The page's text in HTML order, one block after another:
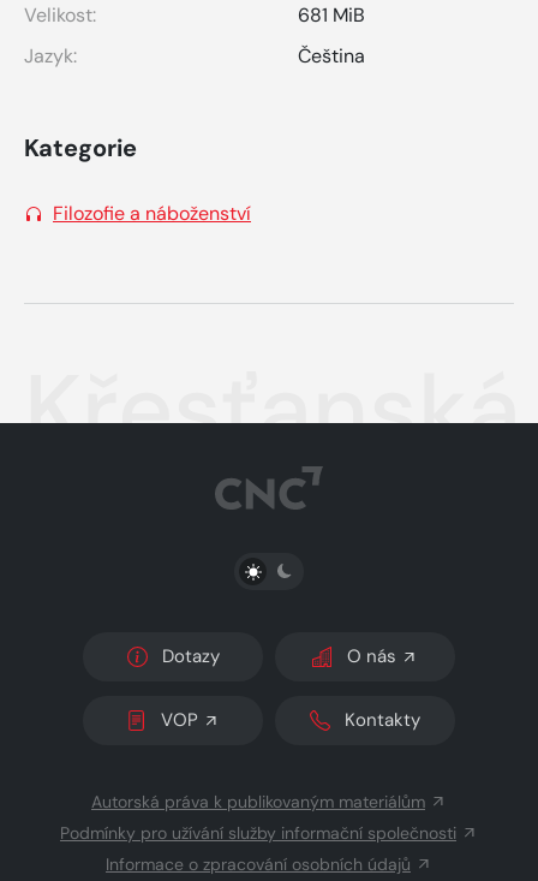
Velikost:
681 MiB
Jazyk:
Čeština
Kategorie
Filozofie a náboženství
PŘEPNOUT SVĚTLÝ/TMAVÝ REŽIM
Dotazy O nás
VOP Kontakty
Autorská práva k publikovaným materiálům
Podmínky pro užívání služby informační společnosti
Informace o zpracování osobních údajů